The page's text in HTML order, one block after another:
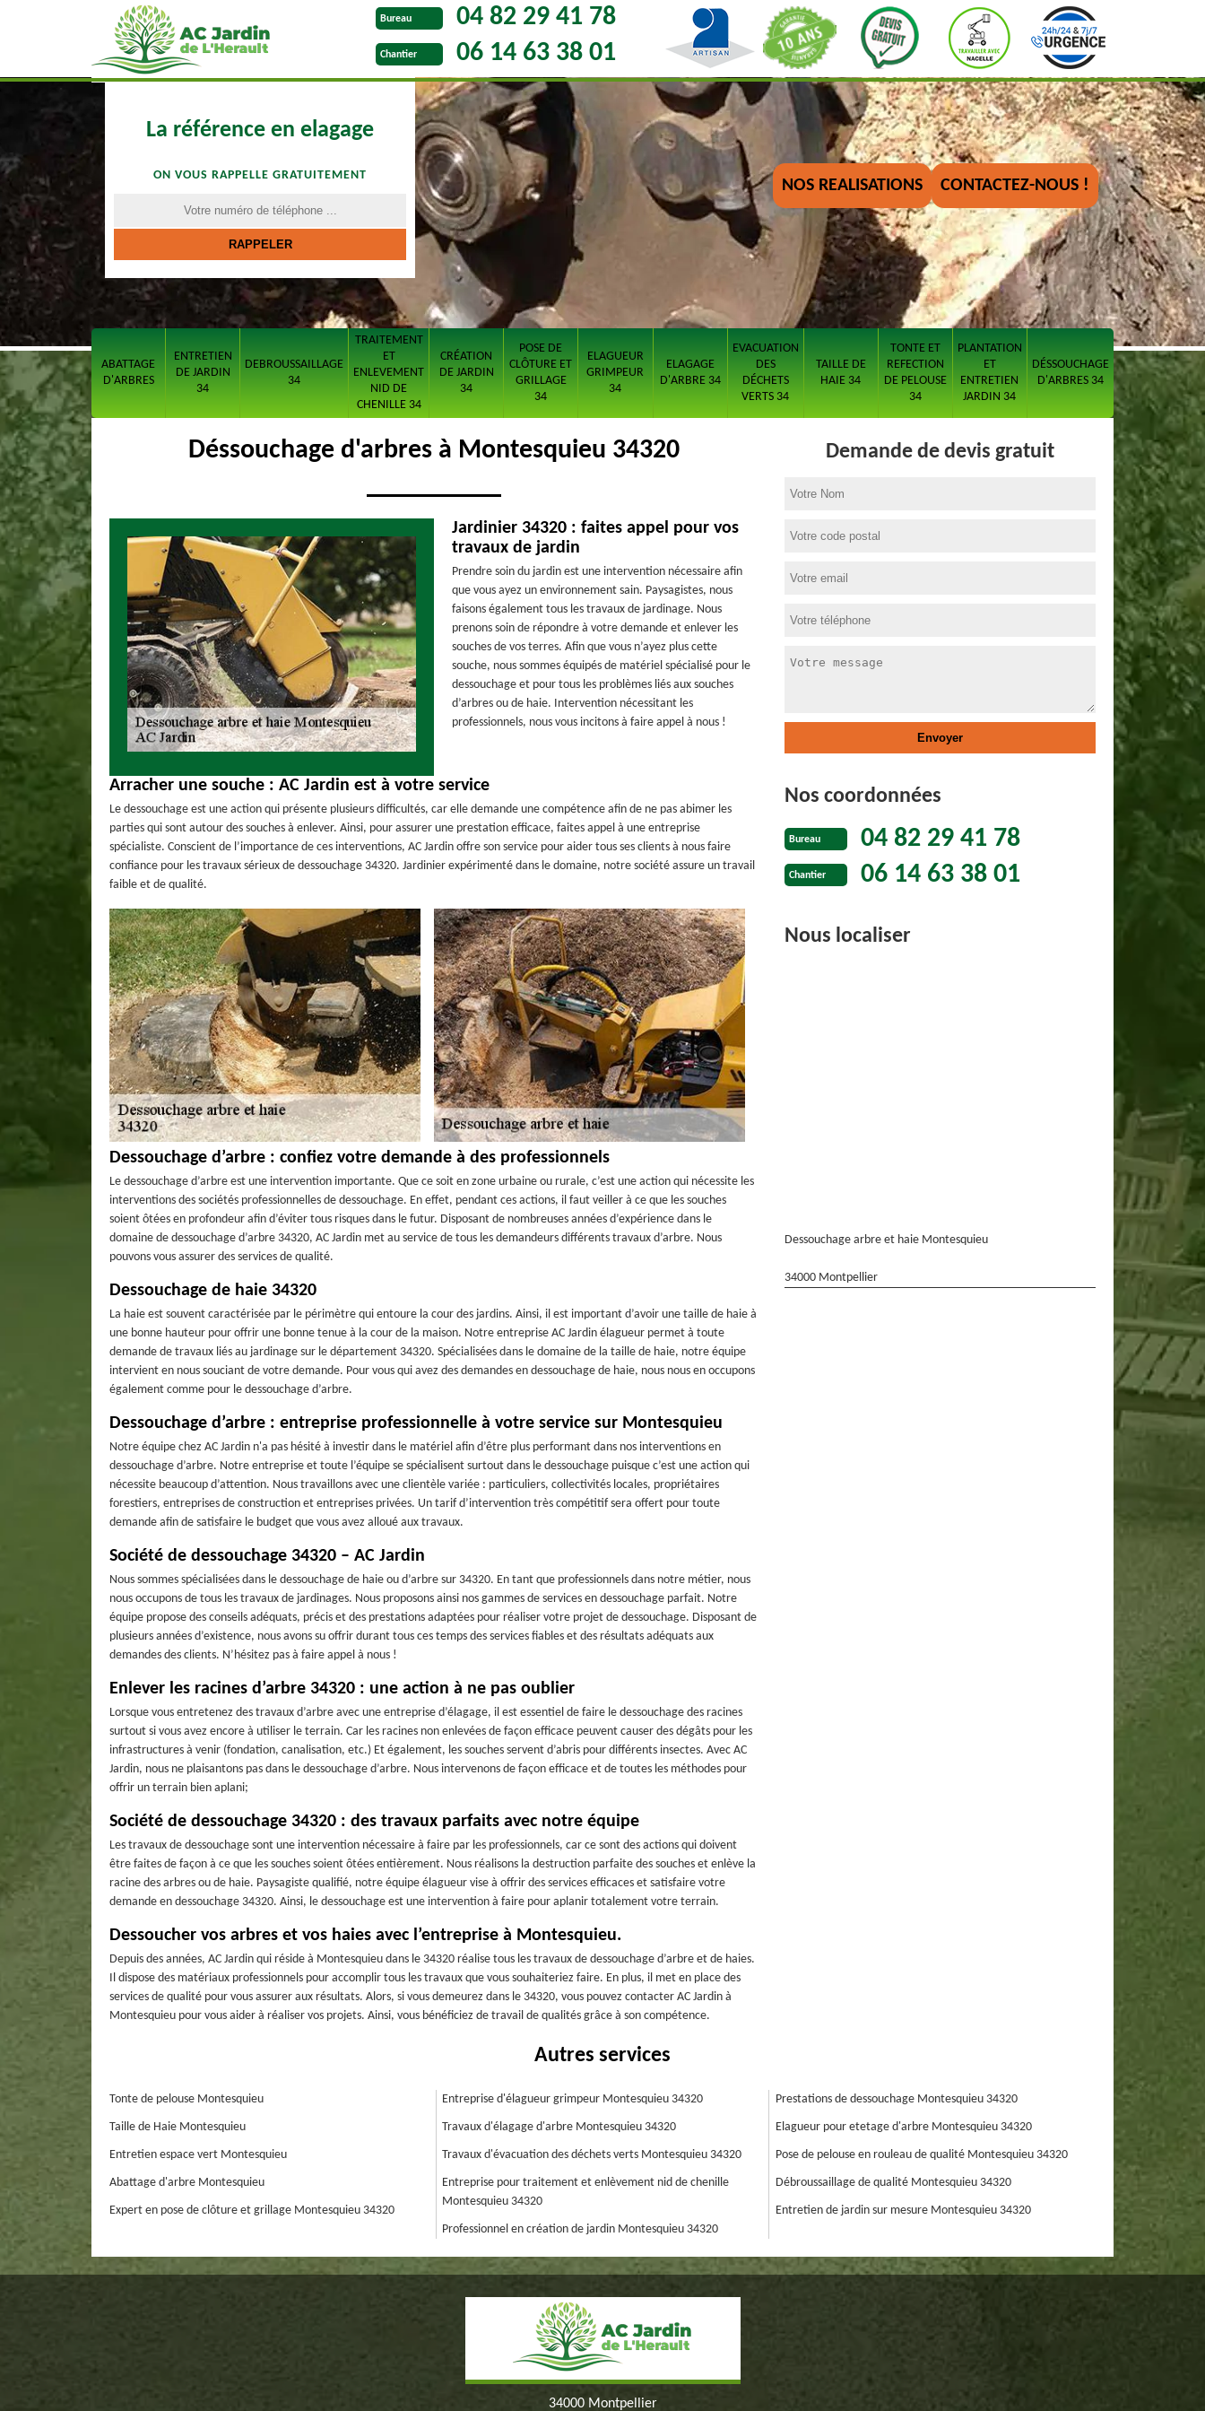
Bureau 04 82 29 41 78
Chantier 06 14 63 38 01
La référence en elagage
ON VOUS RAPPELLE GRATUITEMENT
NOS REALISATIONS CONTACTEZ-NOUS !
ABATTAGE
D'ARBRES
ENTRETIEN
DE JARDIN
34
DEBROUSSAILLAGE
34
TRAITEMENT
ET
ENLEVEMENT
NID DE
CHENILLE 34
CRÉATION
DE JARDIN
34
POSE DE
CLÔTURE ET
GRILLAGE
34
ELAGUEUR
GRIMPEUR
34
ELAGAGE
D'ARBRE 34
EVACUATION
DES
DÉCHETS
VERTS 34
TAILLE DE
HAIE 34
TONTE ET
REFECTION
DE PELOUSE
34
PLANTATION
ET
ENTRETIEN
JARDIN 34
DÉSSOUCHAGE
D'ARBRES 34
Déssouchage d'arbres à Montesquieu 34320
Jardinier 34320 : faites appel pour vos
travaux de jardin
Prendre soin du jardin est une intervention nécessaire afin
que vous ayez un environnement sain. Paysagistes, nous
faisons également tous les travaux de jardinage. Nous
prenons soin de répondre à votre demande et enlever les
souches de vos terres. Afin que vous n’ayez plus cette
souche, nous sommes équipés de matériel spécialisé pour le
dessouchage et pour tous les problèmes liés aux souches
d’arbres ou de haie. Intervention nécessitant les
professionnels, nous vous incitons à faire appel à nous !
Arracher une souche : AC Jardin est à votre service
Le dessouchage est une action qui présente plusieurs difficultés, car elle demande une compétence afin de ne pas abimer les
parties qui sont autour des souches à enlever. Ainsi, pour assurer une prestation efficace, faites appel à une entreprise
spécialiste. Conscient de l’importance de ces interventions, AC Jardin offre son service pour aider tous ses clients à nous faire
confiance pour les travaux sérieux de dessouchage 34320. Jardinier expérimenté dans le domaine, notre société assure un travail
faible et de qualité.
Dessouchage d’arbre : confiez votre demande à des professionnels
Le dessouchage d’arbre est une intervention importante. Que ce soit en zone urbaine ou rurale, c’est une action qui nécessite les
interventions des sociétés professionnelles de dessouchage. En effet, pendant ces actions, il faut veiller à ce que les souches
soient ôtées en profondeur afin d’éviter tous risques dans le futur. Disposant de nombreuses années d’expérience dans le
domaine de dessouchage d’arbre 34320, AC Jardin met au service de tous les demandeurs différents travaux d’arbre. Nous
pouvons vous assurer des services de qualité.
Dessouchage de haie 34320
La haie est souvent caractérisée par le périmètre qui entoure la cour des jardins. Ainsi, il est important d’avoir une taille de haie à
une bonne hauteur pour offrir une bonne tenue à la cour de la maison. Notre entreprise AC Jardin élagueur permet à toute
demande de travaux liés au jardinage sur le département 34320. Spécialisées dans le domaine de la taille de haie, notre équipe
intervient en nous souciant de votre demande. Pour vous qui avez des demandes en dessouchage de haie, nous nous en occupons
également comme pour le dessouchage d’arbre.
Dessouchage d’arbre : entreprise professionnelle à votre service sur Montesquieu
Notre équipe chez AC Jardin n'a pas hésité à investir dans le matériel afin d’être plus performant dans nos interventions en
dessouchage d’arbre. Notre entreprise et toute l’équipe se spécialisent surtout dans le dessouchage puisque c’est une action qui
nécessite beaucoup d’attention. Nous travaillons avec une clientèle variée : particuliers, collectivités locales, propriétaires
forestiers, entreprises de construction et entreprises privées. Un tarif d’intervention très compétitif sera offert pour toute
demande afin de satisfaire le budget que vous avez alloué aux travaux.
Société de dessouchage 34320 – AC Jardin
Nous sommes spécialisées dans le dessouchage de haie ou d’arbre sur 34320. En tant que professionnels dans notre métier, nous
nous occupons de tous les travaux de jardinages. Nous proposons ainsi nos gammes de services en dessouchage parfait. Notre
équipe propose des conseils adéquats, précis et des prestations adaptées pour réaliser votre projet de dessouchage. Disposant de
plusieurs années d’existence, nous avons su offrir durant tous ces temps des services fiables et des résultats adéquats aux
demandes des clients. N’hésitez pas à faire appel à nous !
Enlever les racines d’arbre 34320 : une action à ne pas oublier
Lorsque vous entretenez des travaux d’arbre avec une entreprise d’élagage, il est essentiel de faire le dessouchage des racines
surtout si vous avez encore à utiliser le terrain. Car les racines non enlevées de façon efficace peuvent causer des dégâts pour les
infrastructures à venir (fondation, canalisation, etc.) Et également, les souches servent d’abris pour différents insectes. Avec AC
Jardin, nous ne plaisantons pas dans le dessouchage d’arbre. Nous intervenons de façon efficace et de toutes les méthodes pour
offrir un terrain bien aplani;
Société de dessouchage 34320 : des travaux parfaits avec notre équipe
Les travaux de dessouchage sont une intervention nécessaire à faire par les professionnels, car ce sont des actions qui doivent
être faites de façon à ce que les souches soient ôtées entièrement. Nous réalisons la destruction parfaite des souches et enlève la
racine des arbres ou de haie. Paysagiste qualifié, notre équipe élagueur vise à offrir des services efficaces et satisfaire votre
demande en dessouchage 34320. Ainsi, le dessouchage est une intervention à faire pour aplanir totalement votre terrain.
Dessoucher vos arbres et vos haies avec l’entreprise à Montesquieu.
Depuis des années, AC Jardin qui réside à Montesquieu dans le 34320 réalise tous les travaux de dessouchage d’arbre et de haies.
Il dispose des matériaux professionnels pour accomplir tous les travaux que vous souhaiteriez faire. En plus, il met en place des
services de qualité pour vous assurer aux résultats. Alors, si vous demeurez dans le 34320, vous pouvez contacter AC Jardin à
Montesquieu pour vous aider à réaliser vos projets. Ainsi, vous bénéficiez de travail de qualités grâce à son compétence.
Demande de devis gratuit
Nos coordonnées
Bureau 04 82 29 41 78
Chantier 06 14 63 38 01
Nous localiser
Dessouchage arbre et haie Montesquieu
34000 Montpellier
Autres services
Tonte de pelouse Montesquieu
Taille de Haie Montesquieu
Entretien espace vert Montesquieu
Abattage d'arbre Montesquieu
Expert en pose de clôture et grillage Montesquieu 34320
Entreprise d'élagueur grimpeur Montesquieu 34320
Travaux d'élagage d'arbre Montesquieu 34320
Travaux d'évacuation des déchets verts Montesquieu 34320
Entreprise pour traitement et enlèvement nid de chenille
Montesquieu 34320
Professionnel en création de jardin Montesquieu 34320
Prestations de dessouchage Montesquieu 34320
Elagueur pour etetage d'arbre Montesquieu 34320
Pose de pelouse en rouleau de qualité Montesquieu 34320
Débroussaillage de qualité Montesquieu 34320
Entretien de jardin sur mesure Montesquieu 34320
34000 Montpellier